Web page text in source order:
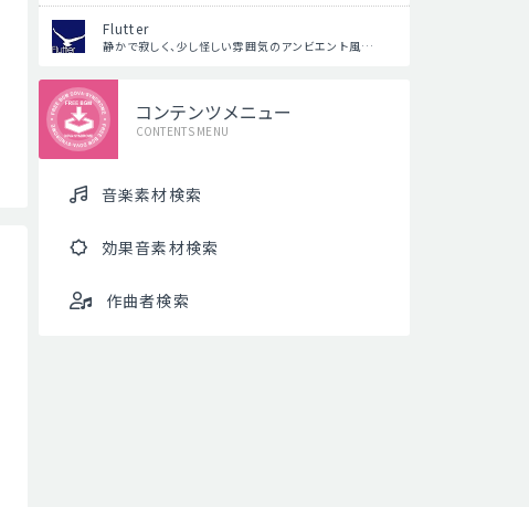
Flutter
静かで寂しく、少し怪しい雰囲気のアンビエント風…
コンテンツメニュー
CONTENTS MENU
音楽素材検索
効果音素材検索
作曲者検索